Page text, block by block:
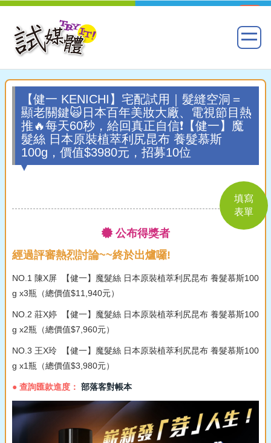
【健一 KENICHI】宅配試用｜髮縫空洞＝
顯老關鍵🙀日本百年美妝大廠、電視節目熱
推🔥每天60秒，給回真正自信❗【健一】魔
髮絲 日本原裝植萃利尻昆布 養髮慕斯
100g，價值$3980元，招募10位
公布得獎者
經過評審熱烈討論~~終於出爐囉!
NO.1 陳X屏 【健一】魔髮絲 日本原裝植萃利尻昆布 養髮慕斯100
g x3瓶（總價值$11,940元）
NO.2 莊X婷 【健一】魔髮絲 日本原裝植萃利尻昆布 養髮慕斯100
g x2瓶（總價值$7,960元）
NO.3 王X玲 【健一】魔髮絲 日本原裝植萃利尻昆布 養髮慕斯100
g x1瓶（總價值$3,980元）
● 查詢匯款進度： 部落客對帳本
填寫
表單